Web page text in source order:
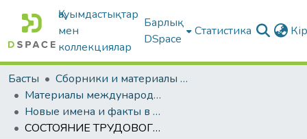
Қауымдастықтар
мен
коллекциялар
Барлық
DSpace
Статистика
Басты
Сборники и материалы конференций
Материалы международных научно-практических конференций
Новые имена и факты в истории массовых политических репрессий в Казахстане и Западной Сибири в 1920-1950-х гг.
СОСТОЯНИЕ ТРУДОВОГО ФОНДА ПРИ СТРОИТЕЛЬСТВЕ УГОЛЬНОГО РАЗРЕЗА № 4 ГУЛЖДС НКВД СССР